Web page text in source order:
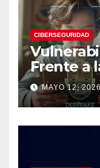
CIBERSEGURIDAD
Frente a
Artificial:
MAYO 12, 2026